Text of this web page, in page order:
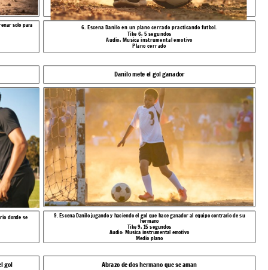
Danilo mete el gol ganador
gol Abrazo de dos hermano que se aman
solo para 6. Escena Danilo en un plano cerrado practicando futbol.
Tike 6: 5 segundos
Audio: Musica instrumental emotivo
Plano cerrado
donde se 9. Escena Danilo jugando y haciendo el gol que hace ganador al equipo contrario de su
hermano
Tike 9: 15 segundos
Audio: Musica instrumental emotivo
Medio plano